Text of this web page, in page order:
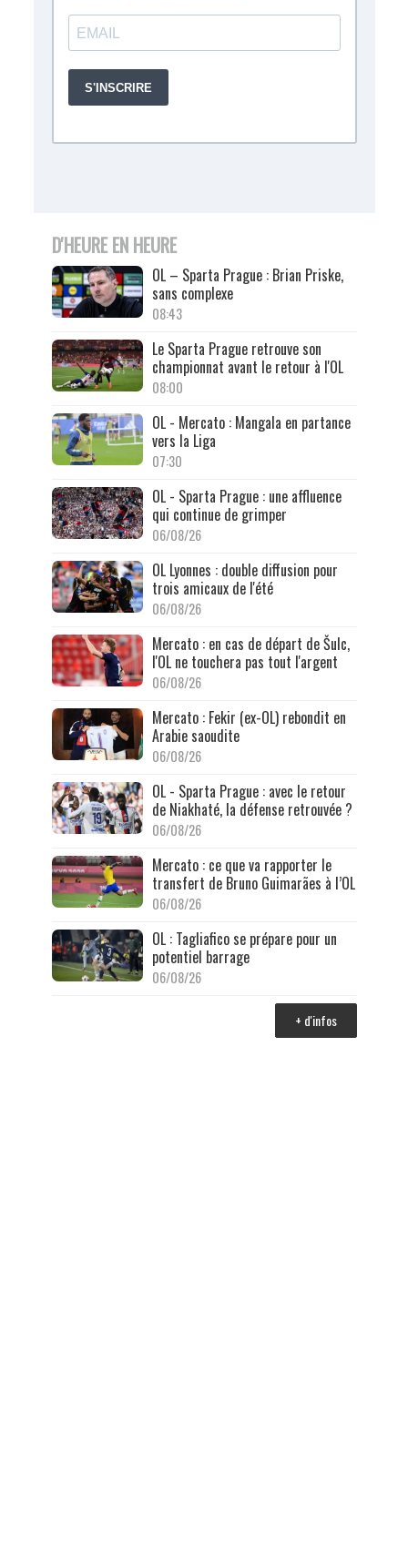
D'HEURE EN HEURE
OL – Sparta Prague : Brian Priske,
sans complexe
08:43
Le Sparta Prague retrouve son
championnat avant le retour à l'OL
08:00
OL - Mercato : Mangala en partance
vers la Liga
07:30
OL - Sparta Prague : une affluence
qui continue de grimper
06/08/26
OL Lyonnes : double diffusion pour
trois amicaux de l'été
06/08/26
Mercato : en cas de départ de Šulc,
l'OL ne touchera pas tout l'argent
06/08/26
Mercato : Fekir (ex-OL) rebondit en
Arabie saoudite
06/08/26
OL - Sparta Prague : avec le retour
de Niakhaté, la défense retrouvée ?
06/08/26
Mercato : ce que va rapporter le
transfert de Bruno Guimarães à l’OL
06/08/26
OL : Tagliafico se prépare pour un
potentiel barrage
06/08/26
+ d'infos